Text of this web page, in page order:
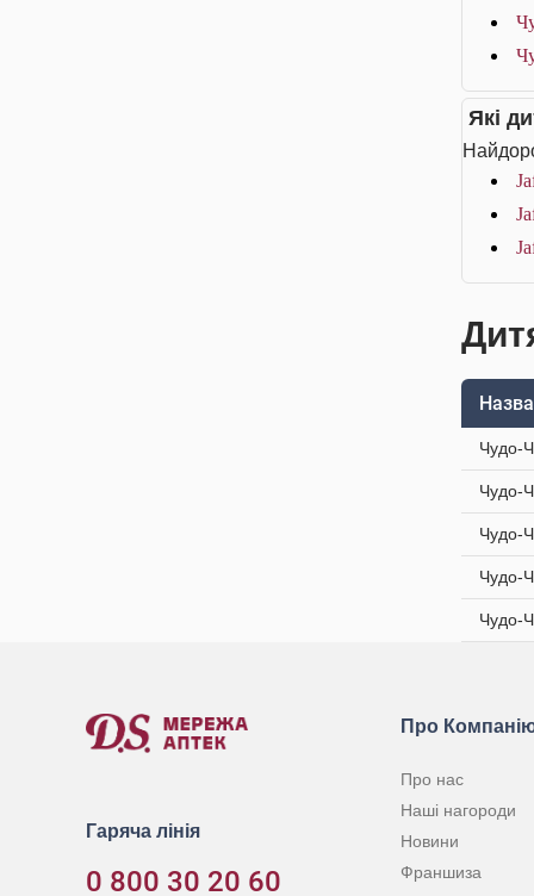
Які
Назва
Чудо-
Чудо-
Чудо-
Чудо-
Чудо-
Гаряча лінія
0 800 30 20 60
Про
Про нас
Наші нагороди
Новини
Франшиза